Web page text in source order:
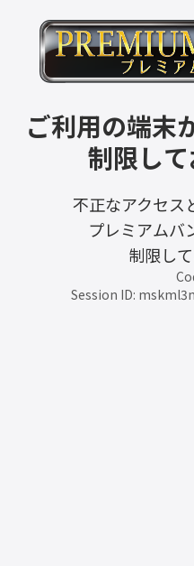
ご利用の端末
制限して
不正なアクセス
プレミアムバ
制限し
Session ID: